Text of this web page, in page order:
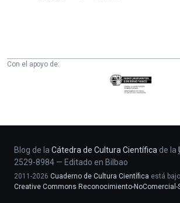
Con el apoyo de:
Eusko
Jaurlaritza
eta
Berrikuntza
saila
Blog de la Cátedra de Cultura Científica de la
2529-8984 — Editado en Bilbao
2011-2026 Cuaderno de Cultura Científica está
Creative Commons Reconocimiento-NoComercial-